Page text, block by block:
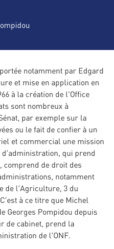
notamment par Edgard
et mise en application en
à la création de l'Office
sont nombreux à
par exemple sur la
ou le fait de confier à un
et commercial une mission
d'administration, qui prend
comprend de droit des
notamment
de l'Agriculture, 3 du
à ce titre que Michel
Georges Pompidou depuis
de cabinet, prend la
de l'ONF.